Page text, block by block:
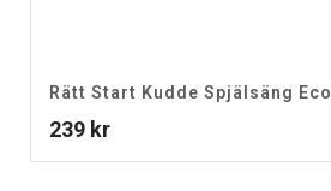
Rätt Start Kudde Spjälsäng Eco
239 kr